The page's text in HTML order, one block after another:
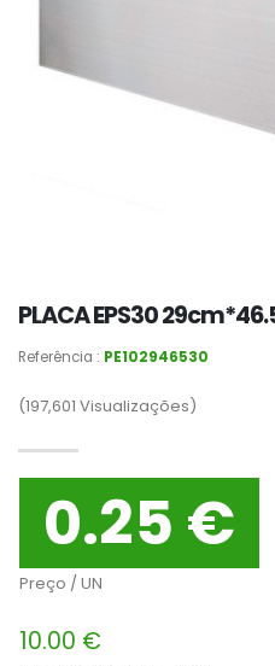
PLACA EPS30
Referência : PE102946530
(197,601 Visualizações)
0.25 €
Preço / UN
10.00 €